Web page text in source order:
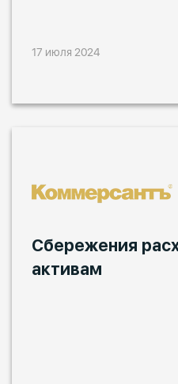
17 июля 2024
Сбережения
активам